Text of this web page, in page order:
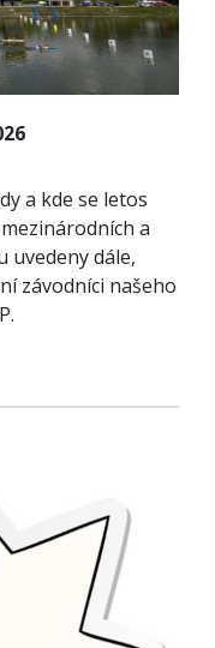
a kde se letos
a
uvedeny dále,
závodníci našeho